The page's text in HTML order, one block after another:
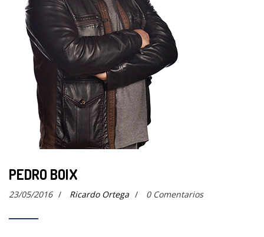
PEDRO BOIX
23/05/2016 / Ricardo Ortega / 0 Comentarios